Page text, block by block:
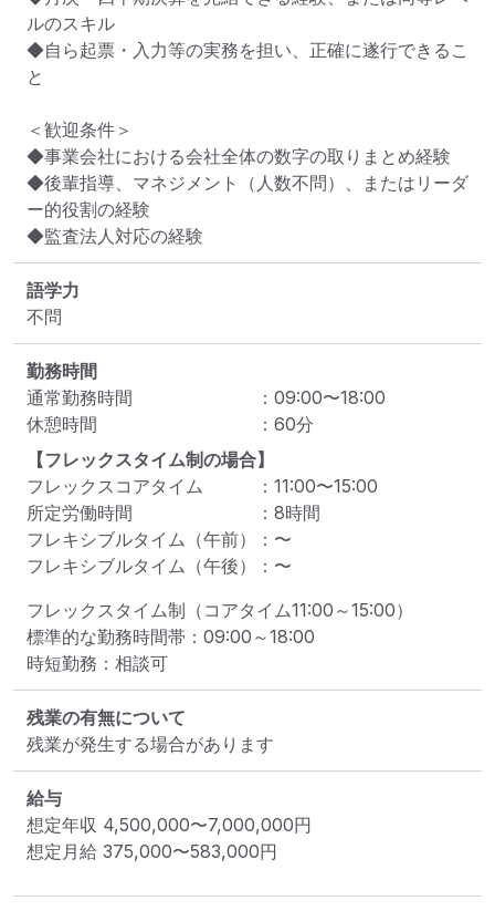
ルのスキル
◆自ら起票・入力等の実務を担い、正確に遂行できるこ
と
＜歓迎条件＞
◆事業会社における会社全体の数字の取りまとめ経験
◆後輩指導、マネジメント（人数不問）、またはリーダ
ー的役割の経験
◆監査法人対応の経験
語学力
不問
勤務時間
通常勤務時間
： 09:00〜18:00
休憩時間
： 60分
【フレックスタイム制の場合】
フレックスコアタイム
： 11:00〜15:00
所定労働時間
： 8時間
フレキシブルタイム（午前）
： 〜
フレキシブルタイム（午後）
： 〜
フレックスタイム制（コアタイム11:00～15:00）
標準的な勤務時間帯：09:00～18:00
時短勤務：相談可
残業の有無について
残業が発生する場合があります
給与
想定年収 4,500,000〜7,000,000円
想定月給 375,000〜583,000円